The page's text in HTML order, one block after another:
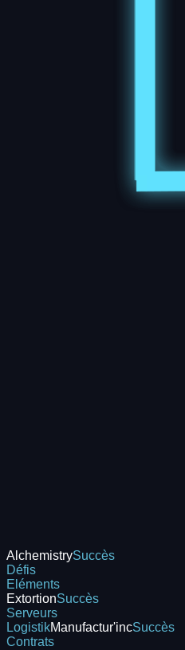
AlchemistrySuccès
Défis
Eléments
ExtortionSuccès
Serveurs
LogistikManufactur'incSuccès
Contrats